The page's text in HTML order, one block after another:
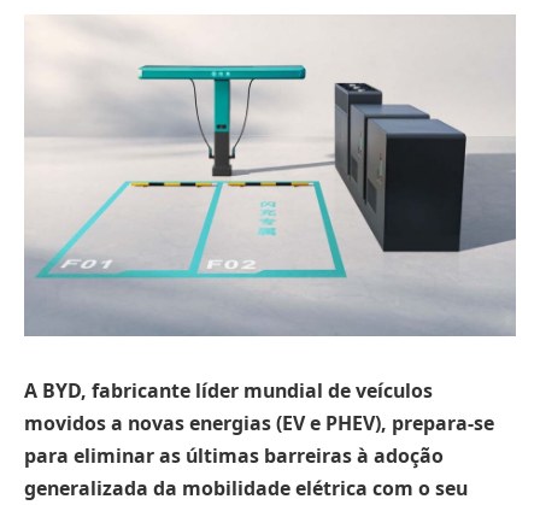
A BYD, fabricante líder mundial de veículos
movidos a novas energias (EV e PHEV), prepara-se
para eliminar as últimas barreiras à adoção
generalizada da mobilidade elétrica com o seu